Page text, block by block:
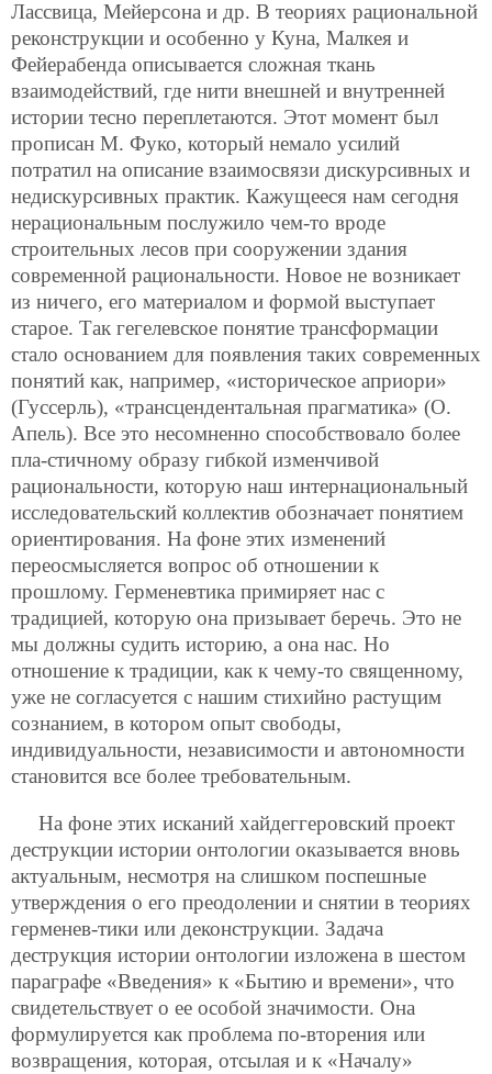
Лассвица, Мейерсона и др. В теориях рациональной
реконструкции и особенно у Куна, Малкея и
Фейерабенда описывается сложная ткань
взаимодействий, где нити внешней и внутренней
истории тесно переплетаются. Этот момент был
прописан М. Фуко, который немало усилий
потратил на описание взаимосвязи дискурсивных и
недискурсивных практик. Кажущееся нам сегодня
нерациональным послужило чем-то вроде
строительных лесов при сооружении здания
современной рациональности. Новое не возникает
из ничего, его материалом и формой выступает
старое. Так гегелевское понятие трансформации
стало основанием для появления таких современных
понятий как, например, «историческое априори»
(Гуссерль), «трансцендентальная прагматика» (О.
Апель). Все это несомненно способствовало более
пла-стичному образу гибкой изменчивой
рациональности, которую наш интернациональный
исследовательский коллектив обозначает понятием
ориентирования. На фоне этих изменений
переосмысляется вопрос об отношении к
прошлому. Герменевтика примиряет нас с
традицией, которую она призывает беречь. Это не
мы должны судить историю, а она нас. Но
отношение к традиции, как к чему-то священному,
уже не согласуется с нашим стихийно растущим
сознанием, в котором опыт свободы,
индивидуальности, независимости и автономности
становится все более требовательным.
На фоне этих исканий хайдеггеровский проект
деструкции истории онтологии оказывается вновь
актуальным, несмотря на слишком поспешные
утверждения о его преодолении и снятии в теориях
герменев-тики или деконструкции. Задача
деструкция истории онтологии изложена в шестом
параграфе «Введения» к «Бытию и времени», что
свидетельствует о ее особой значимости. Она
формулируется как проблема по-вторения или
возвращения, которая, отсылая и к «Началу»